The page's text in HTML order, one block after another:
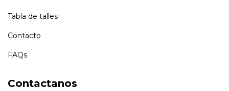
Tabla de talles
Contacto
FAQs
Contactanos